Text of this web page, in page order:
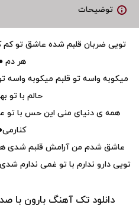
توضیحات
تویی ضربان قلبم شده عاشق تو کم
هر دم
میکوبه واسه تو قلبم میکوبه
حالم با تو
همه ی دنیای منی این حس با تو
عاشق شدم من آرامش قلبم شدی
تویی دارو ندارم با تو غمی ندارم
دانلود تک آهنگ بارون با